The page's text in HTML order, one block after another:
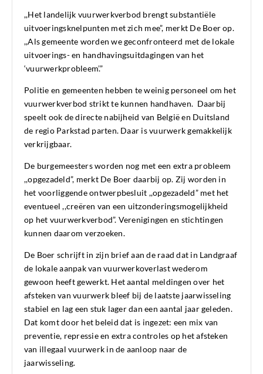
,,Het landelijk vuurwerkverbod brengt substantiële
uitvoeringsknelpunten met zich mee”, merkt De Boer op.
,,Als gemeente worden we geconfronteerd met de lokale
uitvoerings- en handhavingsuitdagingen van het
‘vuurwerkprobleem’.”
Politie en gemeenten hebben te weinig personeel om het
vuurwerkverbod strikt te kunnen handhaven. Daarbij
speelt ook de directe nabijheid van België en Duitsland
de regio Parkstad parten. Daar is vuurwerk gemakkelijk
verkrijgbaar.
De burgemeesters worden nog met een extra probleem
,,opgezadeld”, merkt De Boer daarbij op. Zij worden in
het voorliggende ontwerpbesluit ,,opgezadeld” met het
eventueel ,,creëren van een uitzonderingsmogelijkheid
op het vuurwerkverbod”. Verenigingen en stichtingen
kunnen daarom verzoeken.
De Boer schrijft in zijn brief aan de raad dat in Landgraaf
de lokale aanpak van vuurwerkoverlast wederom
gewoon heeft gewerkt. Het aantal meldingen over het
afsteken van vuurwerk bleef bij de laatste jaarwisseling
stabiel en lag een stuk lager dan een aantal jaar geleden.
Dat komt door het beleid dat is ingezet: een mix van
preventie, repressie en extra controles op het afsteken
van illegaal vuurwerk in de aanloop naar de
jaarwisseling.